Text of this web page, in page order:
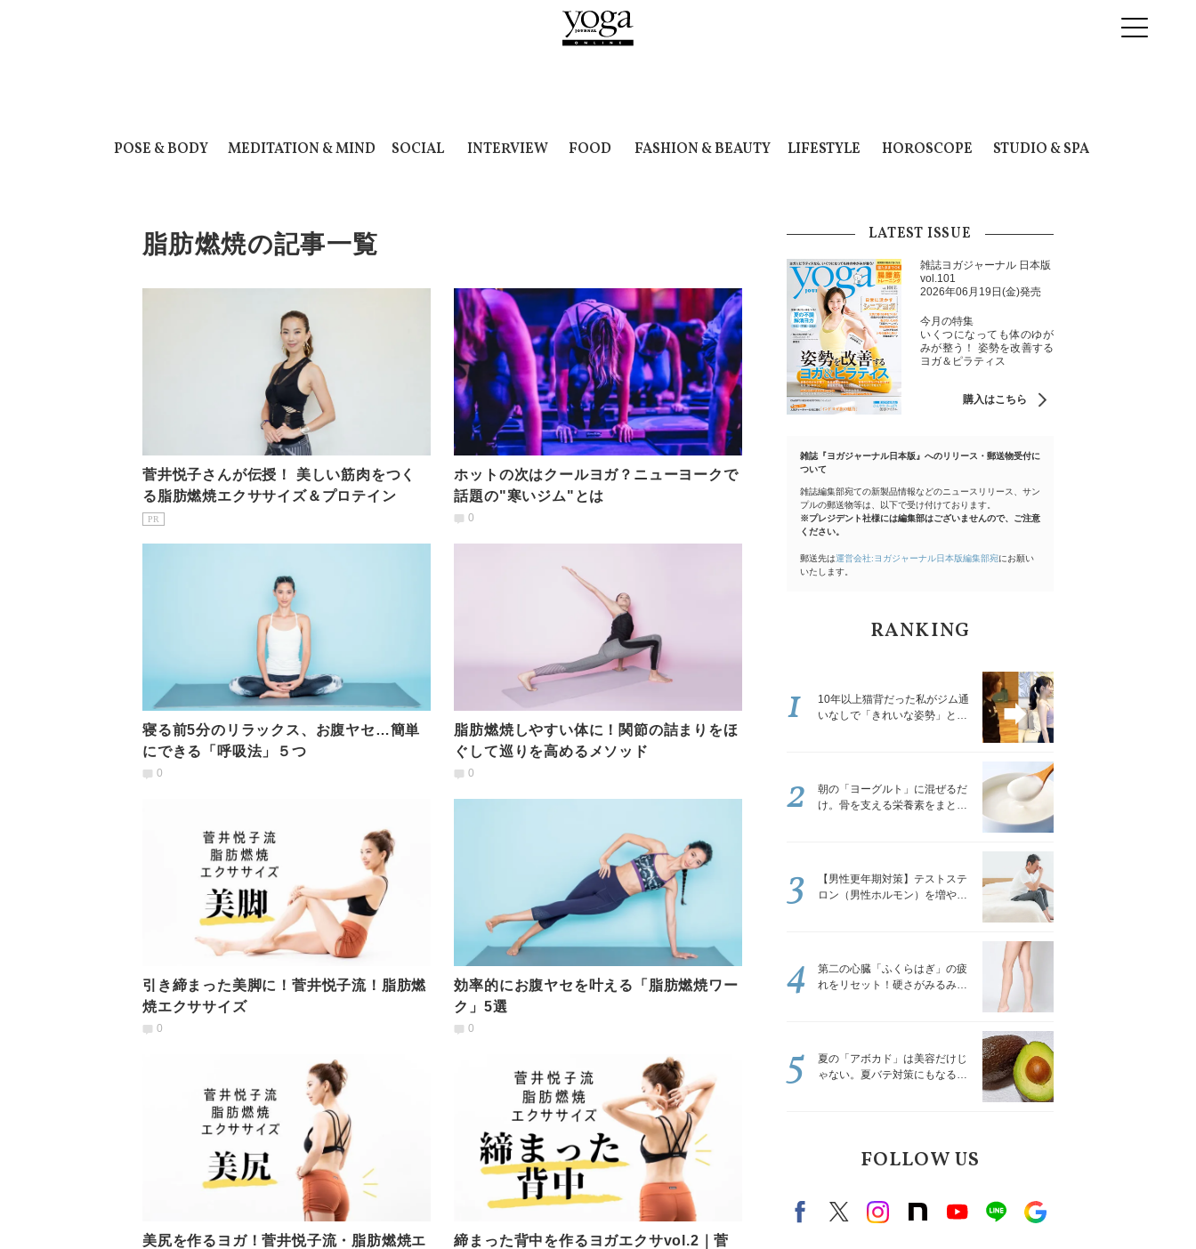
POSE & BODY MEDITATION & MIND SOCIAL INTERVIEW FOOD FASHION & BEAUTY LIFESTYLE HOROSCOPE STUDIO & SPA
脂肪燃焼の記事一覧
菅井悦子さんが伝授！ 美しい筋肉をつく
る脂肪燃焼エクササイズ＆プロテイン
PR
ホットの次はクールヨガ？ニューヨークで
話題の"寒いジム"とは
0
寝る前5分のリラックス、お腹ヤセ…簡単
にできる「呼吸法」５つ
0
脂肪燃焼しやすい体に！関節の詰まりをほ
ぐして巡りを高めるメソッド
0
引き締まった美脚に！菅井悦子流！脂肪燃
焼エクササイズ
0
効率的にお腹ヤセを叶える「脂肪燃焼ワー
ク」5選
0
美尻を作るヨガ！菅井悦子流・脂肪燃焼エ
締まった背中を作るヨガエクサvol.2｜菅
LATEST ISSUE
雑誌ヨガジャーナル 日本版
vol.101
2026年06月19日(金)発売
今月の特集
いくつになっても体のゆが
みが整う！ 姿勢を改善する
ヨガ＆ピラティス
購入はこちら
雑誌『ヨガジャーナル日本版』へのリリース・郵送物受付に
ついて
雑誌編集部宛ての新製品情報などのニュースリリース、サン
プルの郵送物等は、以下で受け付けております。
※プレジデント社様には編集部はございませんので、ご注意
ください。
郵送先は運営会社:ヨガジャーナル日本版編集部宛にお願い
いたします。
RANKING
10年以上猫背だった私がジム通
いなしで「きれいな姿勢」と褒
1
朝の「ヨーグルト」に混ぜるだ
け。骨を支える栄養素をまとめ
2
【男性更年期対策】テストステ
ロン（男性ホルモン）を増やす
3
第二の心臓「ふくらはぎ」の疲
れをリセット！硬さがみるみる
4
夏の「アボカド」は美容だけじ
ゃない。夏バテ対策にもなる意
5
FOLLOW US
FacebookX（旧twitter）
instagram
note Youtubeline